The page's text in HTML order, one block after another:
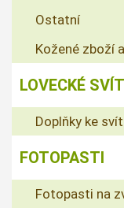
Ostatní
Kožené zboží
LOVECKÉ
Doplňky ke
FOTOPASTI
Fotopasti na